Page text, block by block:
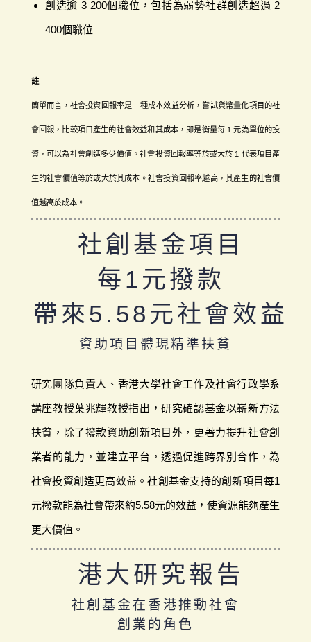
創造逾 3 200個職位，包括為弱勢社群創造超過 2
400個職位
註
簡單而言，社會投資回報率是一種成本效益分析，嘗試貨幣量化項目的社
會回報，比較項目產生的社會效益和其成本，即是衡量每 1 元為單位的投
資，可以為社會創造多少價值。社會投資回報率等於或大於 1 代表項目產
生的社會價值等於或大於其成本。社會投資回報率越高，其產生的社會價
值越高於成本。
社創基金項目
每1元撥款
帶來5.58元社會效益
資助項目體現精準扶貧
研究團隊負責人、香港大學社會工作及社會行政學系
講座教授葉兆輝教授指出，研究確認基金以嶄新方法
扶貧，除了撥款資助創新項目外，更著力提升社會創
業者的能力，並建立平台，透過促進跨界別合作，為
社會投資創造更高效益。社創基金支持的創新項目每1
元撥款能為社會帶來約5.58元的效益，使資源能夠產生
更大價值。
港大研究報告
社創基金在香港推動社會
創業的角色